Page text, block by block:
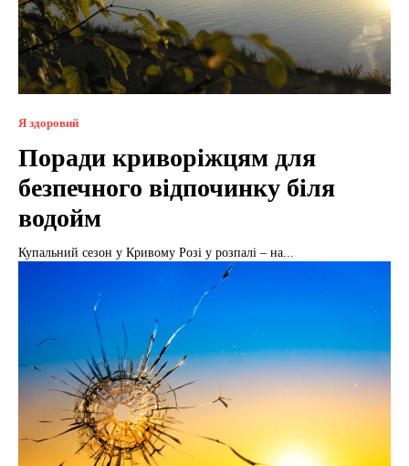
Я здоровий
Поради криворіжцям для
безпечного відпочинку біля
водойм
Купальний сезон у Кривому Розі у розпалі – на...